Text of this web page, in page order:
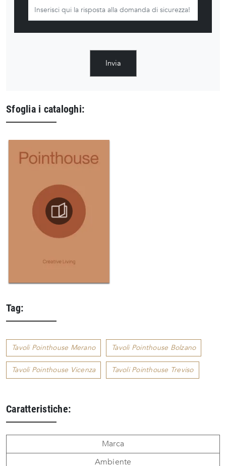
Invia
Sfoglia i cataloghi:
Tag:
Tavoli Pointhouse Merano Tavoli Pointhouse Bolzano
Tavoli Pointhouse Vicenza Tavoli Pointhouse Treviso
Caratteristiche:
Marca
Ambiente